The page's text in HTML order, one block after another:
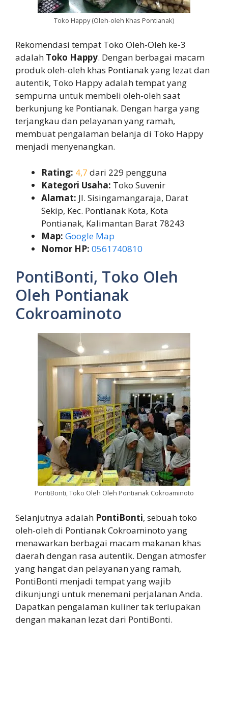
Toko Happy (Oleh-oleh Khas Pontianak)
Rekomendasi tempat Toko Oleh-Oleh ke-3
adalah Toko Happy. Dengan berbagai macam
produk oleh-oleh khas Pontianak yang lezat dan
autentik, Toko Happy adalah tempat yang
sempurna untuk membeli oleh-oleh saat
berkunjung ke Pontianak. Dengan harga yang
terjangkau dan pelayanan yang ramah,
membuat pengalaman belanja di Toko Happy
menjadi menyenangkan.
Rating: 4,7 dari 229 pengguna
Kategori Usaha: Toko Suvenir
Alamat: Jl. Sisingamangaraja, Darat
Sekip, Kec. Pontianak Kota, Kota
Pontianak, Kalimantan Barat 78243
Map: Google Map
Nomor HP: 0561740810
PontiBonti, Toko Oleh
Oleh Pontianak
Cokroaminoto
PontiBonti, Toko Oleh Oleh Pontianak Cokroaminoto
Selanjutnya adalah PontiBonti, sebuah toko
oleh-oleh di Pontianak Cokroaminoto yang
menawarkan berbagai macam makanan khas
daerah dengan rasa autentik. Dengan atmosfer
yang hangat dan pelayanan yang ramah,
PontiBonti menjadi tempat yang wajib
dikunjungi untuk menemani perjalanan Anda.
Dapatkan pengalaman kuliner tak terlupakan
dengan makanan lezat dari PontiBonti.